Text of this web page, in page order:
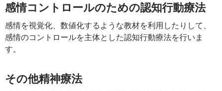
感情コントロールのための認知行動療法
感情を視覚化、数値化するような教材を利用したりして、
感情のコントロールを主体とした認知行動療法を行いま
す。
その他精神療法